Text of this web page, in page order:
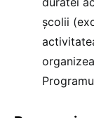
școlii